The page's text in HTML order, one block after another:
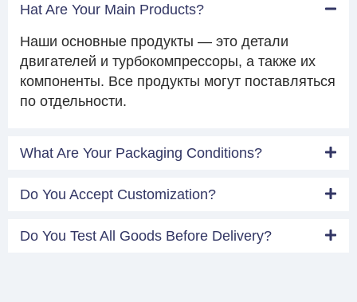
Hat Are Your Main Products?
Наши основные продукты — это детали
двигателей и турбокомпрессоры, а также их
компоненты. Все продукты могут поставляться
по отдельности.
What Are Your Packaging Conditions?
Do You Accept Customization?
Do You Test All Goods Before Delivery?